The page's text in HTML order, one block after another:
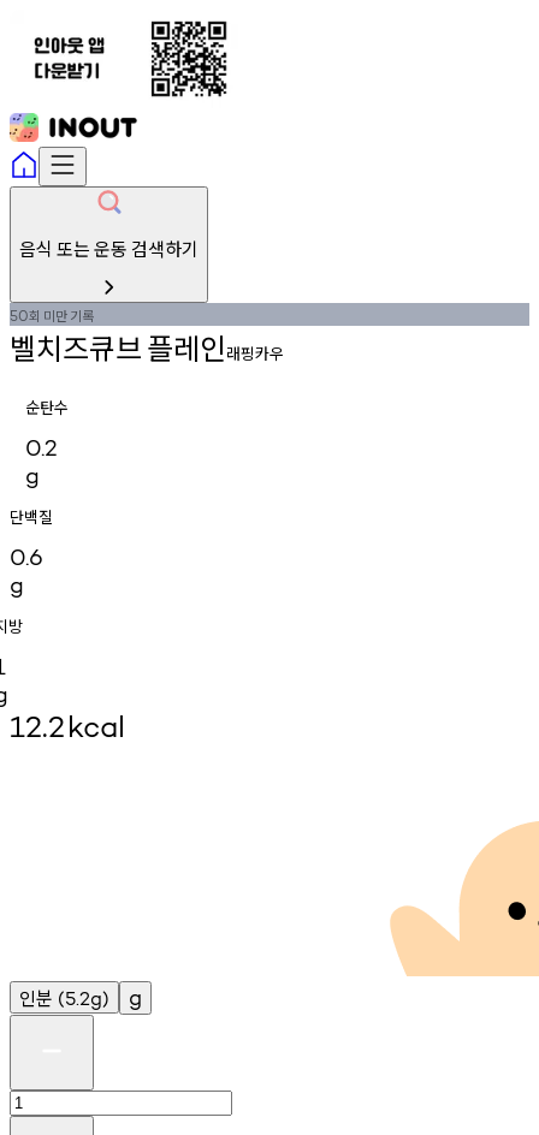
음식 또는 운동 검색하기
50회 미만기록
벨치즈큐브플레인 래핑카우
순탄수
0.2
g
단백질
0.6
g
방
12.2kcal
인분 (5.2g) g